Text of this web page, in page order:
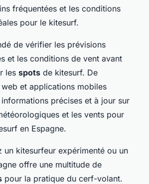
fréquentées et les conditions
pour le kitesurf.
de vérifier les prévisions
et les conditions de vent avant
les spots de kitesurf. De
et applications mobiles
précises et à jour sur
et les vents pour
en Espagne.
un kitesurfeur expérimenté ou un
offre une multitude de
pour la pratique du cerf-volant.